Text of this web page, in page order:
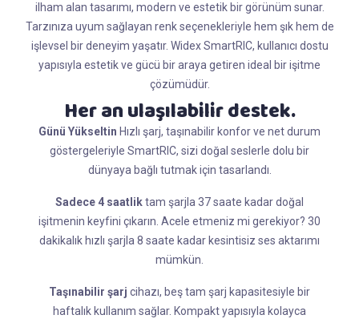
ilham alan tasarımı, modern ve estetik bir görünüm sunar.
Tarzınıza uyum sağlayan renk seçenekleriyle hem şık hem de
işlevsel bir deneyim yaşatır. Widex SmartRIC, kullanıcı dostu
yapısıyla estetik ve gücü bir araya getiren ideal bir işitme
çözümüdür.
Her an ulaşılabilir destek.
Günü Yükseltin Hızlı şarj, taşınabilir konfor ve net durum
göstergeleriyle SmartRIC, sizi doğal seslerle dolu bir
dünyaya bağlı tutmak için tasarlandı.
Sadece 4 saatliktam şarjla 37 saate kadar doğal
işitmenin keyfini çıkarın. Acele etmeniz mi gerekiyor? 30
dakikalık hızlı şarjla 8 saate kadar kesintisiz ses aktarımı
mümkün.
Taşınabilir şarj cihazı, beş tam şarj kapasitesiyle bir
haftalık kullanım sağlar. Kompakt yapısıyla kolayca